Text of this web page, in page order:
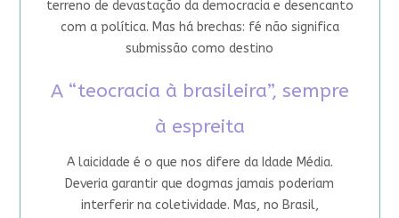
terreno de devastação da democracia e desencanto
com a política. Mas há brechas: fé não significa
submissão como destino
A “teocracia à brasileira”, sempre
à espreita
A laicidade é o que nos difere da Idade Média.
Deveria garantir que dogmas jamais poderiam
interferir na coletividade. Mas, no Brasil,